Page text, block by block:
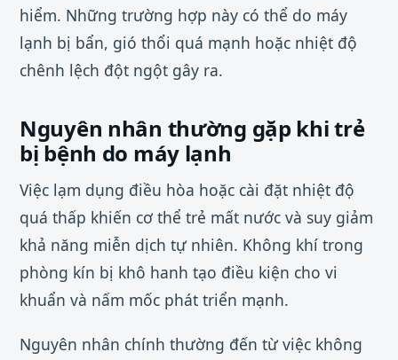
hiểm. Những trường hợp này có thể do máy
lạnh bị bẩn, gió thổi quá mạnh hoặc nhiệt độ
chênh lệch đột ngột gây ra.
Nguyên nhân thường gặp khi trẻ
bị bệnh do máy lạnh
Việc lạm dụng điều hòa hoặc cài đặt nhiệt độ
quá thấp khiến cơ thể trẻ mất nước và suy giảm
khả năng miễn dịch tự nhiên. Không khí trong
phòng kín bị khô hanh tạo điều kiện cho vi
khuẩn và nấm mốc phát triển mạnh.
Nguyên nhân chính thường đến từ việc không